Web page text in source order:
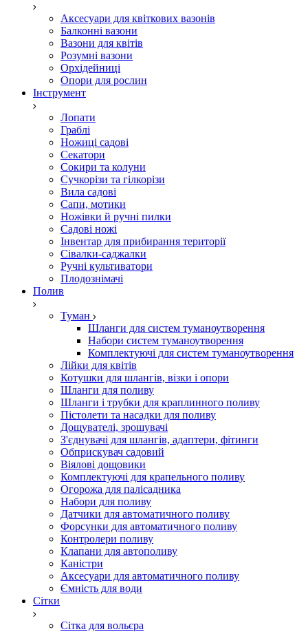
Аксесуари для квіткових вазонів
Балконні вазони
Вазони для квітів
Розумні вазони
Орхідейниці
Опори для рослин
Інструмент
Лопати
Граблі
Ножиці садові
Секатори
Сокири та колуни
Сучкорізи та гілкорізи
Вила садові
Сапи, мотики
Ножівки й ручні пилки
Садові ножі
Інвентар для прибирання території
Сівалки-саджалки
Ручні культиватори
Плодознімачі
Полив
Туман
Шланги для систем туманоутворення
Набори систем туманоутворення
Комплектуючі для систем туманоутворення
Лійки для квітів
Котушки для шлангів, візки і опори
Шланги для поливу
Шланги і трубки для краплинного поливу
Пістолети та насадки для поливу
Дощувателі, зрошувачі
З'єднувачі для шлангів, адаптери, фітинги
Обприскувач садовий
Віялові дощовики
Комплектуючі для крапельного поливу
Огорожа для палісадника
Набори для поливу
Датчики для автоматичного поливу
Форсунки для автоматичного поливу
Контролери поливу
Клапани для автополиву
Каністри
Аксесуари для автоматичного поливу
Ємність для води
Сітки
Сітка для вольєра